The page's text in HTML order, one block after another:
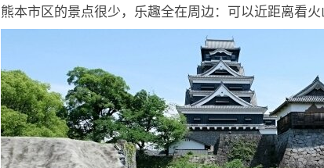
熊本市区的景点很少，乐趣全在周边：可以近距离看